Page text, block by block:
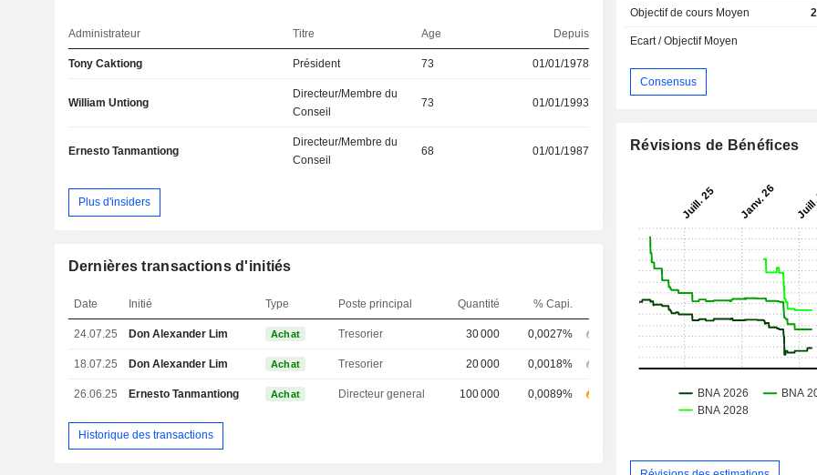
Administrateur Titre Age Depuis
Tony Caktiong Président 73 01/01/1978
William Untiong
Directeur/Membre du
Conseil
73 01/01/1993
Ernesto Tanmantiong
Directeur/Membre du
Conseil
68 01/01/1987
Plus d'insiders
Dernières transactions d'initiés
Date Initié Type Poste principal Quantité % Capi.
24.07.25 Don Alexander Lim Achat Tresorier 30 000 0,0027%
18.07.25 Don Alexander Lim Achat Tresorier 20 000 0,0018%
26.06.25 Ernesto Tanmantiong Achat Directeur general 100 000 0,0089%
Historique des transactions
Objectif de cours Moyen
Ecart / Objectif Moyen
Consensus
Révisions de Bénéfices